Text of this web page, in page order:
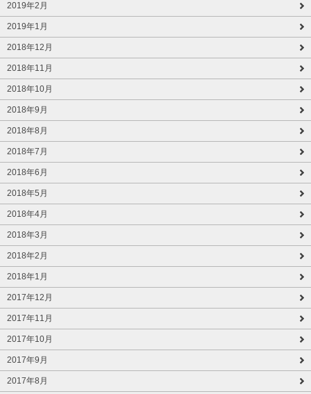
2019年2月
2019年1月
2018年12月
2018年11月
2018年10月
2018年9月
2018年8月
2018年7月
2018年6月
2018年5月
2018年4月
2018年3月
2018年2月
2018年1月
2017年12月
2017年11月
2017年10月
2017年9月
2017年8月